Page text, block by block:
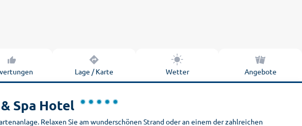
Lage / Karte Wetter Angebote
Spa Hotel
Relaxen Sie am wunderschönen Strand oder an einem der zahlreichen